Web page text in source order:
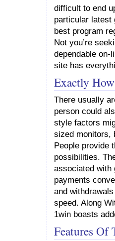
difficult to end
particular latest
best program
Not you’re
dependable on-
site has
Exactly
There usually
person could
style factors
sized monitors,
People provide
possibilities.
associated with
payments
and
speed. Along
1win boasts
Features Of